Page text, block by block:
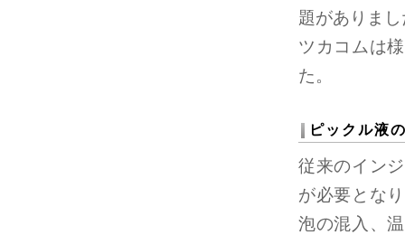
題がありま
ツカコムは
た。
ピックル液
従来のイン
が必要とな
泡の混入、